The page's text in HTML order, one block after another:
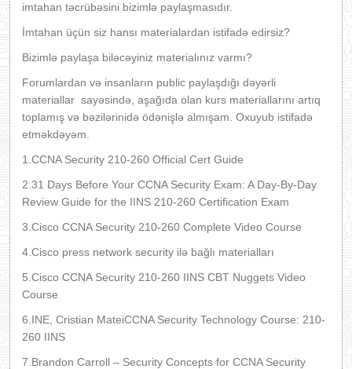
imtahan təcrübəsini bizimlə paylaşmasıdır.
İmtahan üçün siz hansı materialardan istifadə edirsiz?
Bizimlə paylaşa biləcəyiniz materialınız varmı?
Forumlardan və insanların public paylaşdığı dəyərli
materiallar sayəsində, aşağıda olan kurs materiallarını artıq
toplamış və bəzilərinidə ödənişlə almışam. Oxuyub istifadə
etməkdəyəm.
1.CCNA Security 210-260 Official Cert Guide
2.31 Days Before Your CCNA Security Exam: A Day-By-Day
Review Guide for the IINS 210-260 Certification Exam
3.Cisco CCNA Security 210-260 Complete Video Course
4.Cisco press network security ilə bağlı materialları
5.Cisco CCNA Security 210-260 IINS CBT Nuggets Video
Course
6.INE, Cristian MateiCCNA Security Technology Course: 210-
260 IINS
7.Brandon Carroll – Security Concepts for CCNA Security